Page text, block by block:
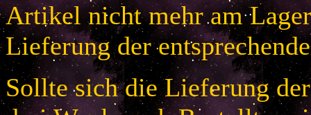
Artikel nicht mehr am
Lieferung der
Sollte sich die Lieferung